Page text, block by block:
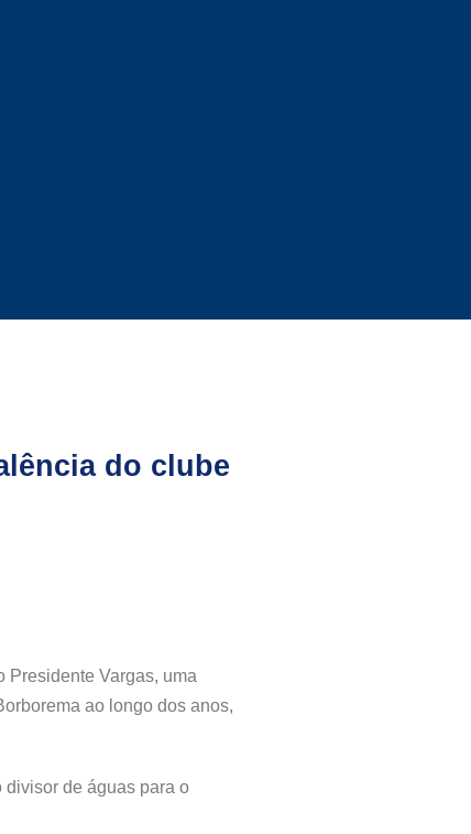
do clube
Presidente Vargas, uma
ao longo dos anos,
de águas para o